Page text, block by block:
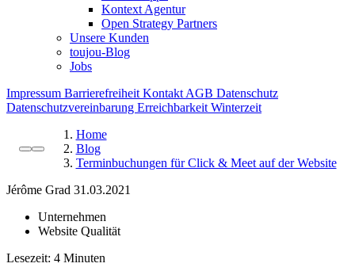
Kontext Agentur
Open Strategy Partners
Unsere Kunden
toujou-Blog
Jobs
Impressum Barrierefreiheit Kontakt AGB Datenschutz
Datenschutzvereinbarung Erreichbarkeit Winterzeit
Home
Blog
Terminbuchungen für Click & Meet auf der Website
Jérôme Grad 31.03.2021
Unternehmen
Website Qualität
Lesezeit: